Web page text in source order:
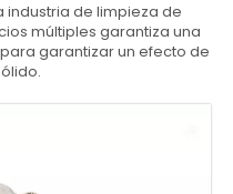
industria de limpieza de
múltiples garantiza una
garantizar un efecto de